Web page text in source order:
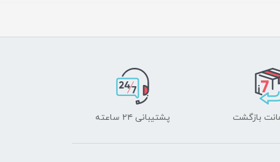
پشتیبانی ۲۴ ساعته